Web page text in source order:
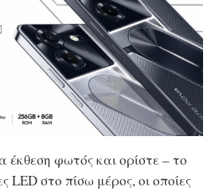
έκθεση φωτός και ορίστε – το
LED στο πίσω μέρος, οι οποίες